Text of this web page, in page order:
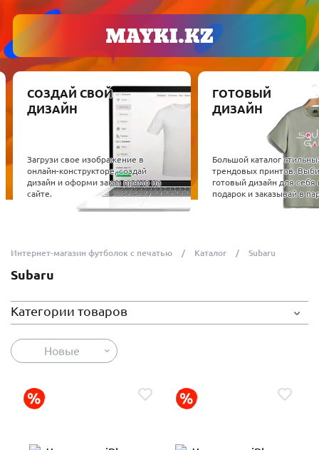
СОЗДАЙ СВОЙ
ДИЗАЙН
Загрузи свое изображение в
онлайн-конструкторе, создай
дизайн и оформи заказ прямо на
сайте.
ГОТОВЫЙ
ДИЗАЙН
Большой каталог
трендовых принтов.
готовый дизайн для себя
подарок и заказывай в
Интернет-магазин футболок с печатью Каталог Subaru
Subaru
Категории товаров
Новые